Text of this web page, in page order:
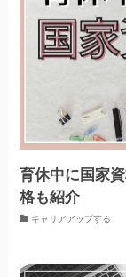
育休中に国家
格も紹介
キャリアアップする